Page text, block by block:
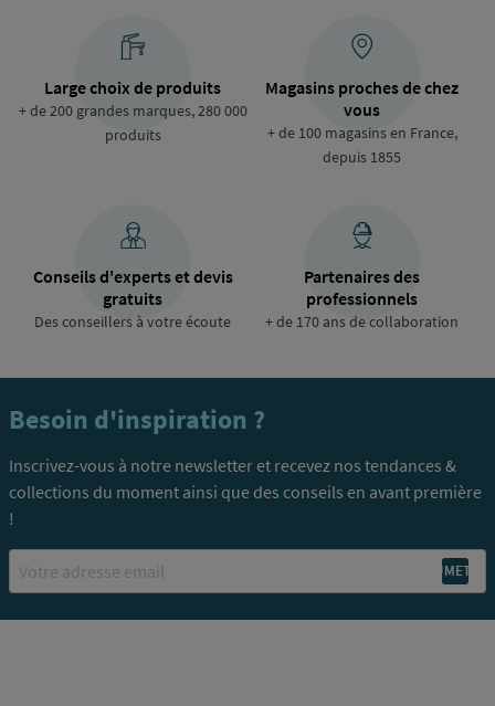
Large choix de produits
+ de 200 grandes marques, 280 000
produits
Magasins proches de chez
vous
+ de 100 magasins en France,
depuis 1855
Conseils d'experts et devis
gratuits
Des conseillers à votre écoute
Partenaires des
professionnels
+ de 170 ans de collaboration
Besoin d'inspiration ?
Inscrivez-vous à notre newsletter et recevez nos tendances &
collections du moment ainsi que des conseils en avant première
!
Email